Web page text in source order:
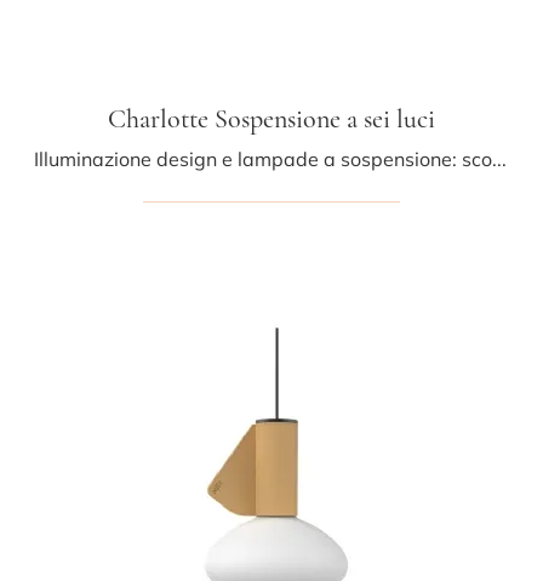
Charlotte Sospensione a sei luci
Illuminazione design e lampade a sospensione: scopri di più sulla lampada Charlotte Sospensione a sei luci in metallo che ti consigliamo.